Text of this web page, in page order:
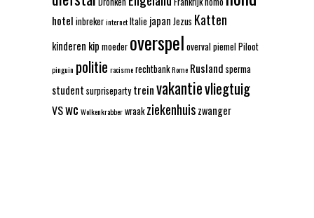
hotel inbrekerinternetItalie japan Jezus Katten
kinderen kip moeder overspel overvalpiemelPiloot
pinguin politie racismerechtbankRome Rusland sperma
student surpriseparty treinvakantievliegtuig
VSwc Wolkenkrabberwraak ziekenhuiszwanger